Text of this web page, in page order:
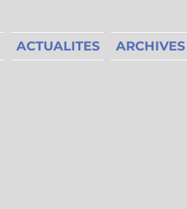
ACTUALITES ARCHIVES